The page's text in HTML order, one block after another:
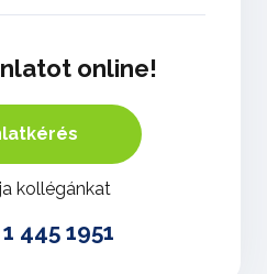
online!
kollégánkat
445 1951